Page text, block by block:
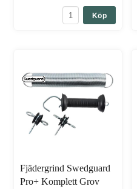
Köp
Fjädergrind Swedguard
Pro+ Komplett Grov